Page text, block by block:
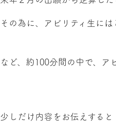
その為に、アビリティ生には
など、約100分間の中で、ア
少しだけ内容をお伝えすると